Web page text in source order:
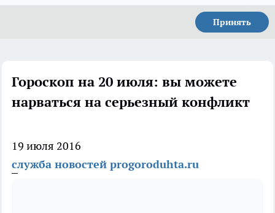
Принять
Гороскоп на 20 июля: вы можете
нарваться на серьезный конфликт
19 июля 2016
служба новостей progoroduhta.ru